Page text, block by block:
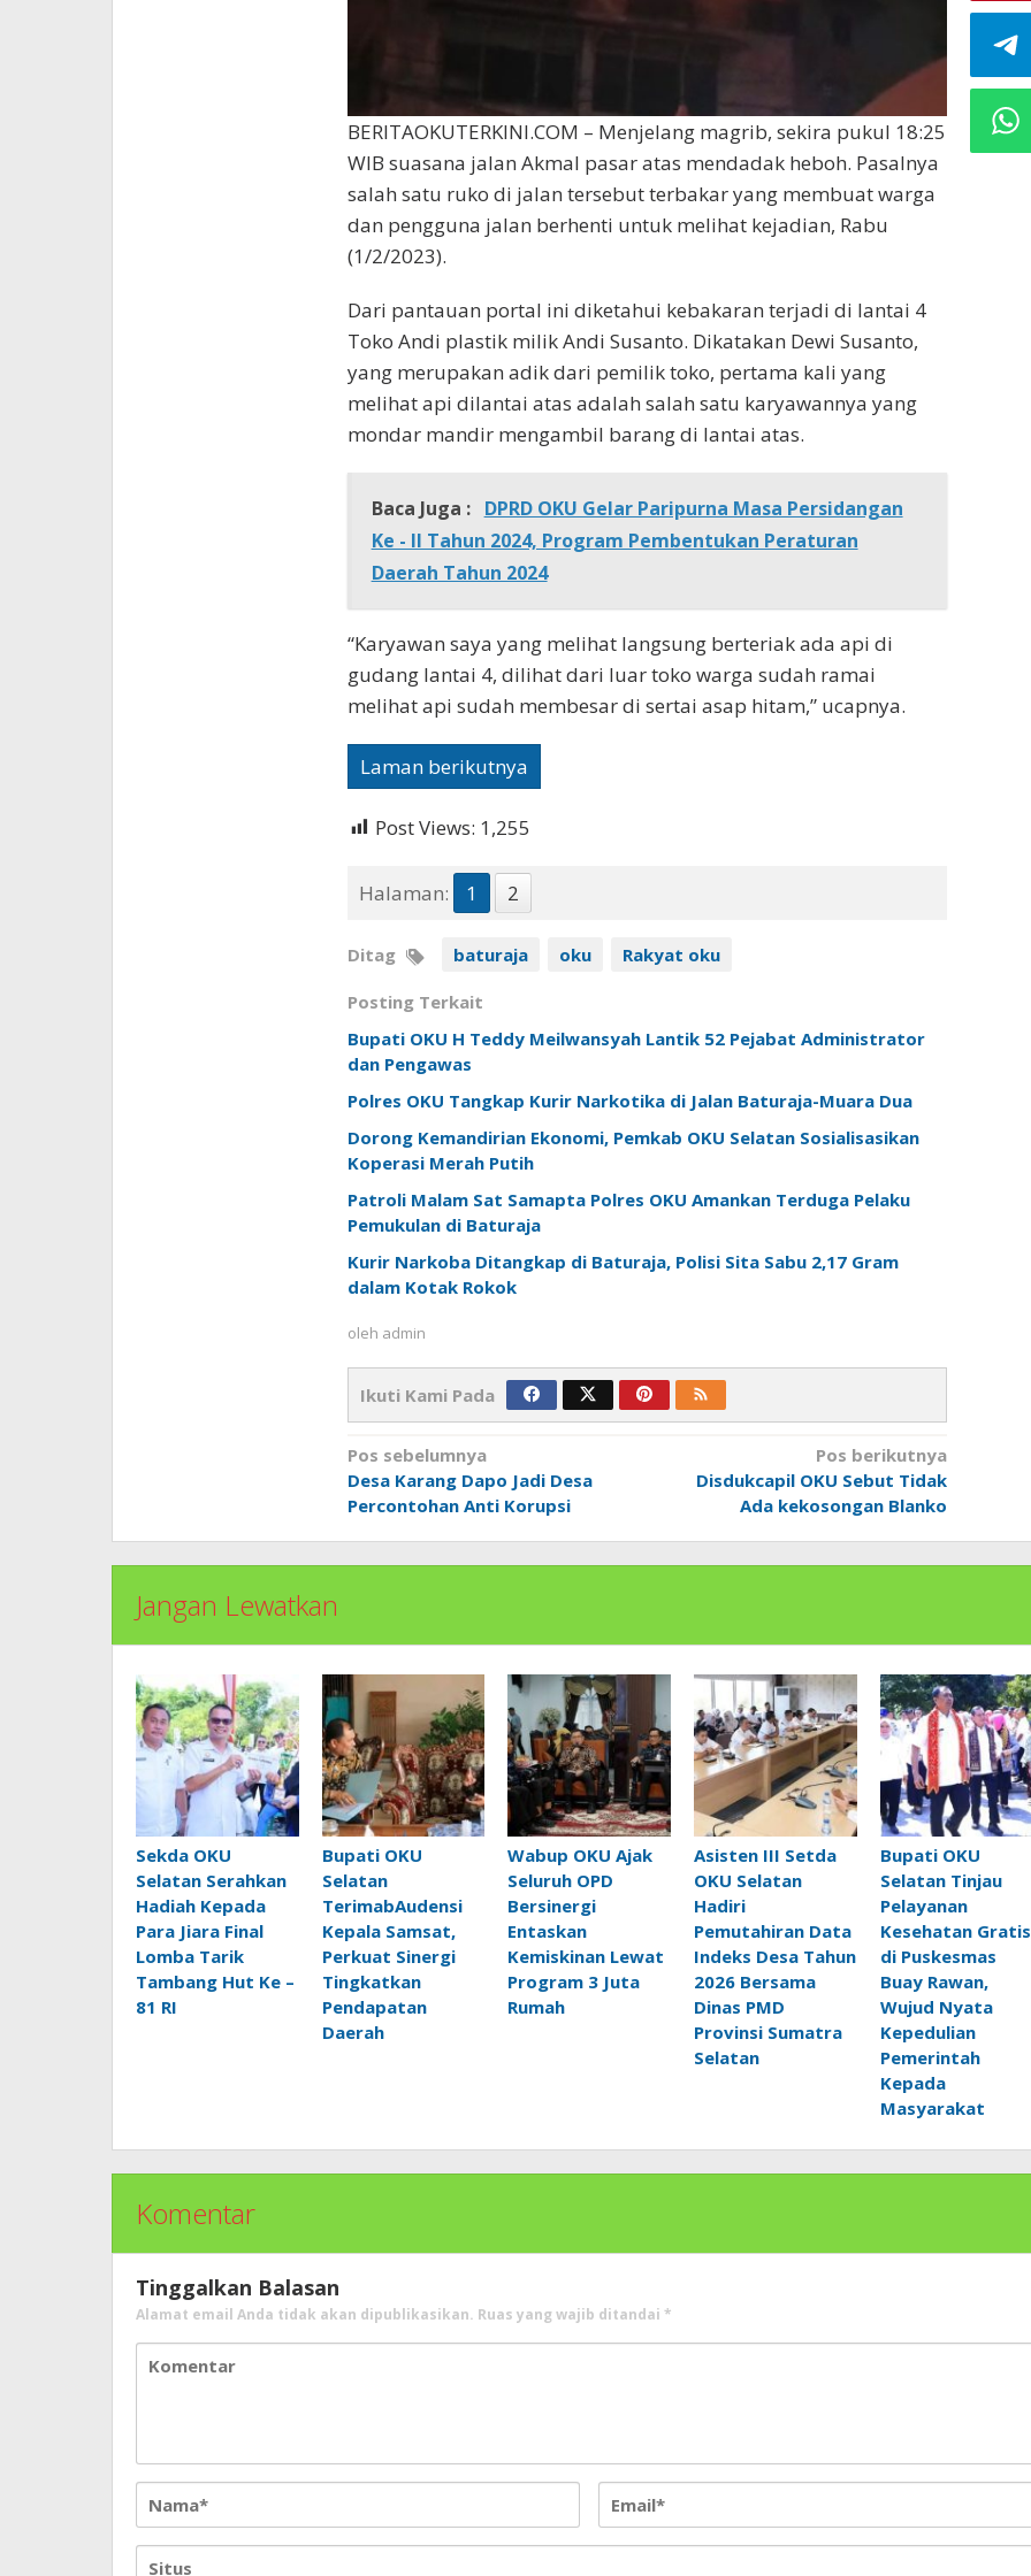
BERITAOKUTERKINI.COM – Menjelang magrib, sekira pukul 18:25
WIB suasana jalan Akmal pasar atas mendadak heboh. Pasalnya
salah satu ruko di jalan tersebut terbakar yang membuat warga
dan pengguna jalan berhenti untuk melihat kejadian, Rabu
(1/2/2023).
Dari pantauan portal ini diketahui kebakaran terjadi di lantai 4
Toko Andi plastik milik Andi Susanto. Dikatakan Dewi Susanto,
yang merupakan adik dari pemilik toko, pertama kali yang
melihat api dilantai atas adalah salah satu karyawannya yang
mondar mandir mengambil barang di lantai atas.
Baca Juga : DPRD OKU Gelar Paripurna Masa Persidangan
Ke - II Tahun 2024, Program Pembentukan Peraturan
Daerah Tahun 2024
“Karyawan saya yang melihat langsung berteriak ada api di
gudang lantai 4, dilihat dari luar toko warga sudah ramai
melihat api sudah membesar di sertai asap hitam,” ucapnya.
Laman berikutnya
Post Views: 1,255
Halaman: 1 2
Ditag baturaja oku Rakyat oku
Posting Terkait
Bupati OKU H Teddy Meilwansyah Lantik 52 Pejabat Administrator
dan Pengawas
Polres OKU Tangkap Kurir Narkotika di Jalan Baturaja-Muara Dua
Dorong Kemandirian Ekonomi, Pemkab OKU Selatan Sosialisasikan
Koperasi Merah Putih
Patroli Malam Sat Samapta Polres OKU Amankan Terduga Pelaku
Pemukulan di Baturaja
Kurir Narkoba Ditangkap di Baturaja, Polisi Sita Sabu 2,17 Gram
dalam Kotak Rokok
oleh admin
Ikuti Kami Pada
Navigasi
pos
Pos sebelumnya
Desa Karang Dapo Jadi Desa
Percontohan Anti Korupsi
Pos berikutnya
Disdukcapil OKU Sebut Tidak
Ada kekosongan Blanko
Jangan Lewatkan
Sekda OKU
Selatan Serahkan
Hadiah Kepada
Para Jiara Final
Lomba Tarik
Tambang Hut Ke –
81 RI
Bupati OKU
Selatan
TerimabAudensi
Kepala Samsat,
Perkuat Sinergi
Tingkatkan
Pendapatan
Daerah
Wabup OKU Ajak
Seluruh OPD
Bersinergi
Entaskan
Kemiskinan Lewat
Program 3 Juta
Rumah
Asisten III Setda
OKU Selatan
Hadiri
Pemutahiran Data
Indeks Desa Tahun
2026 Bersama
Dinas PMD
Provinsi Sumatra
Selatan
Bupati OKU
Selatan Tinjau
Pelayanan
Kesehatan Gratis
di Puskesmas
Buay Rawan,
Wujud Nyata
Kepedulian
Pemerintah
Kepada
Masyarakat
Komentar
Tinggalkan Balasan
Alamat email Anda tidak akan dipublikasikan. Ruas yang wajib ditandai *